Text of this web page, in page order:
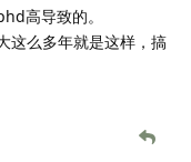
高导致的。
这么多年就是这样，搞